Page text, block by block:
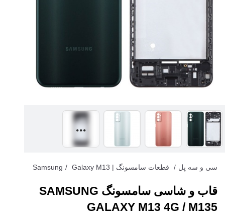
سی و سه پل / قطعات سامسونگ | Samsung / Galaxy M13
قاب و شاسی سامسونگ SAMSUNG
GALAXY M13 4G / M135